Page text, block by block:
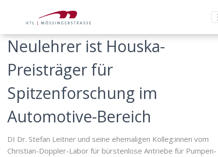
Neulehrer ist Houska-
Preisträger für
Spitzenforschung im
Automotive-Bereich
DI Dr. Stefan Leitner und seine ehemaligen Kolleg:innen vom
Christian-Doppler-Labor für bürstenlose Antriebe für Pumpen-